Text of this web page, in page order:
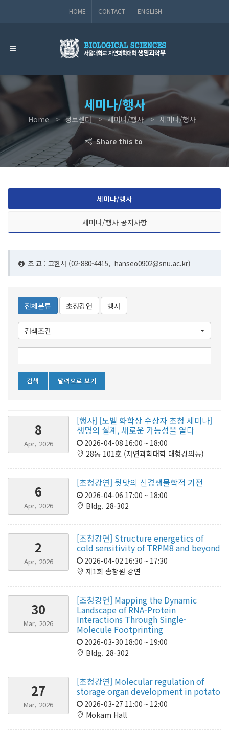
HOME CONTACT ENGLISH
세미나/행사
Home 정보센터 세미나/행사 세미나/행사
Share this to
세미나/행사
세미나/행사 공지사항
조 교 : 고한서 (02-880-4415, hanseo0902@snu.ac.kr)
전체분류 초청강연 행사
검색조건
달력으로 보기
8
Apr, 2026
[행사] [노벨 화학상 수상자 초청 세미나]
생명의 설계, 새로운 가능성을 열다
2026-04-08 16:00 ~ 18:00
28동 101호 (자연과학대학 대형강의동)
6
Apr, 2026
[초청강연] 뒷맛의 신경생물학적 기전
2026-04-06 17:00 ~ 18:00
Bldg. 28-302
2
Apr, 2026
[초청강연] Structure energetics of
cold sensitivity of TRPM8 and beyond
2026-04-02 16:30 ~ 17:30
제1회 송창원 강연
30
Mar, 2026
[초청강연] Mapping the Dynamic
Landscape of RNA-Protein
Interactions Through Single-
Molecule Footprinting
2026-03-30 18:00 ~ 19:00
Bldg. 28-302
27
Mar, 2026
[초청강연] Molecular regulation of
storage organ development in potato
2026-03-27 11:00 ~ 12:00
Mokam Hall